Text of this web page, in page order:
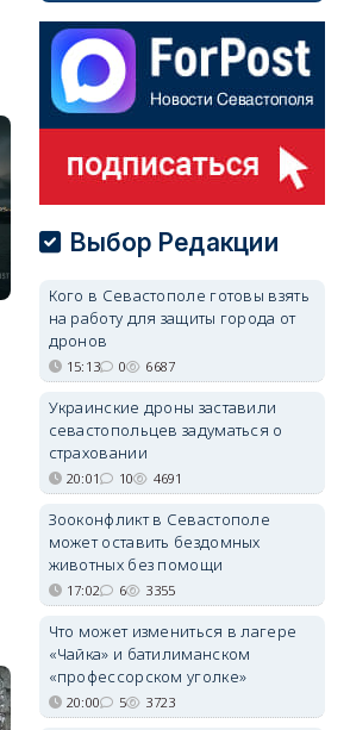
Украинский БЭК выгнал
отдыхающих с пляжей Ялты
Людей эвакуируют с
набережной крымского
курорта, проводится
разминирование.
07/08/2026 14:15 5340
Выбор Редакции
Кого в Севастополе готовы взять
на работу для защиты города от
дронов
15:13 0 6687
Украинские дроны заставили
севастопольцев задуматься о
страховании
20:01 10 4691
Зооконфликт в Севастополе
может оставить бездомных
животных без помощи
17:02 6 3355
Что может измениться в лагере
«Чайка» и батилиманском
«профессорском уголке»
20:00 5 3723